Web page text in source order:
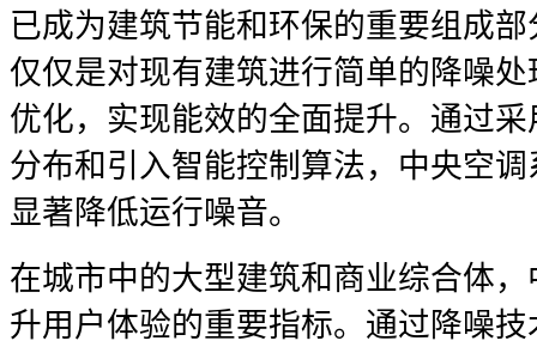
已成为建筑节能和环保的重要组成
仅仅是对现有建筑进行简单的降噪
优化，实现能效的全面提升。通过
分布和引入智能控制算法，中央空
显著降低运行噪音。
在城市中的大型建筑和商业综合体
升用户体验的重要指标。通过降噪